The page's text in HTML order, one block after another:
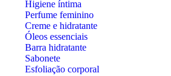
Higiene íntima
Perfume feminino
Creme e hidratante
Óleos essenciais
Barra hidratante
Sabonete
Esfoliação corporal